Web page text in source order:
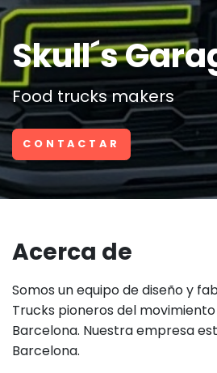
Skull´s
Food trucks makers
CONTACTAR
Acerca de
Somos un equipo de diseño y
Trucks pioneros del
Barcelona. Nuestra empresa
Barcelona.